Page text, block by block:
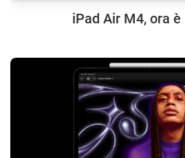
iPad Air M4, ora